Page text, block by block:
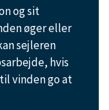
og sit
øger eller
sejleren
hvis
vinden go at